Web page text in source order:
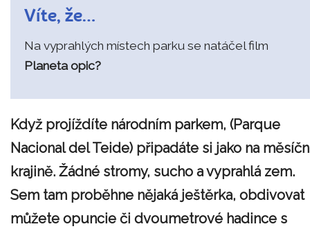
Víte, že…
Na vyprahlých místech parku se natáčel film
Planeta opic?
Když projíždíte národním parkem, (Parque
Nacional del Teide) připadáte si jako na
krajině. Žádné stromy, sucho a vyprahlá zem.
Sem tam proběhne nějaká ještěrka, obdivovat
můžete opuncie či dvoumetrové hadince s